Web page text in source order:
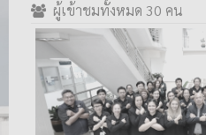
ผู้เข้าชมทั้งหมด 30 คน